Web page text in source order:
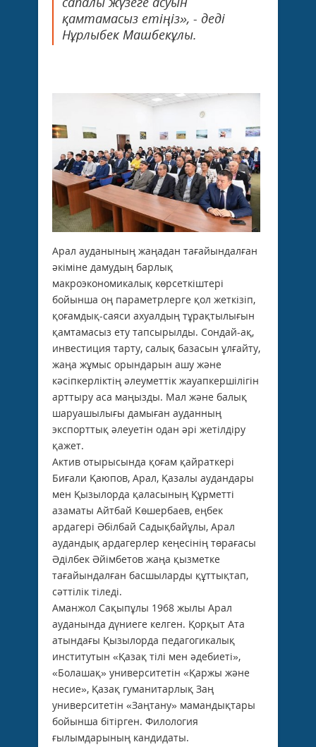
қамтамасыз етіңіз», - деді
Нұрлыбек Машбекұлы.
Арал ауданының жаңадан тағайындалған
әкіміне дамудың барлық
макроэкономикалық көрсеткіштері
бойынша оң параметрлерге қол жеткізіп,
қоғамдық-саяси ахуалдың тұрақтылығын
қамтамасыз ету тапсырылды. Сондай-ақ,
инвестиция тарту, салық базасын ұлғайту,
жаңа жұмыс орындарын ашу және
кәсіпкерліктің әлеуметтік жауапкершілігін
арттыру аса маңызды. Мал және балық
шаруашылығы дамыған ауданның
экспорттық әлеуетін одан әрі жетілдіру
қажет.
Актив отырысында қоғам қайраткері
Биғали Қаюпов, Арал, Қазалы аудандары
мен Қызылорда қаласының Құрметті
азаматы Айтбай Көшербаев, еңбек
ардагері Әбілбай Садықбайұлы, Арал
аудандық ардагерлер кеңесінің төрағасы
Әділбек Әйімбетов жаңа қызметке
тағайындалған басшыларды құттықтап,
сәттілік тіледі.
Аманжол Сақыпұлы 1968 жылы Арал
ауданында дүниеге келген. Қорқыт Ата
атындағы Қызылорда педагогикалық
институтын «Қазақ тілі мен әдебиеті»,
«Болашақ» университетін «Қаржы және
несие», Қазақ гуманитарлық Заң
университетін «Заңтану» мамандықтары
бойынша бітірген. Филология
ғылымдарының кандидаты.